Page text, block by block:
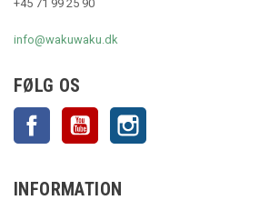
+45 71 99 25 90
info@wakuwaku.dk
FØLG OS
Facebook YouTube
INFORMATION